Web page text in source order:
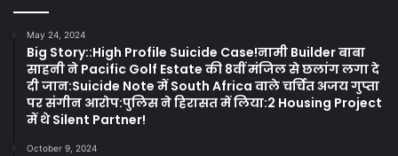
May 24, 2024
Big Story::High Profile Suicide Case!नामी Builder बाबा
साहनी ने Pacific Golf Estate की 8वीं मंजिल से छलांग लगा दे
दी जान:Suicide Note में South Africa वाले चर्चित अजय गुप्ता
पर संगीन आरोप:पुलिस ने हिरासत में लिया:2 Housing Project
में थे Silent Partner!
October 9, 2024